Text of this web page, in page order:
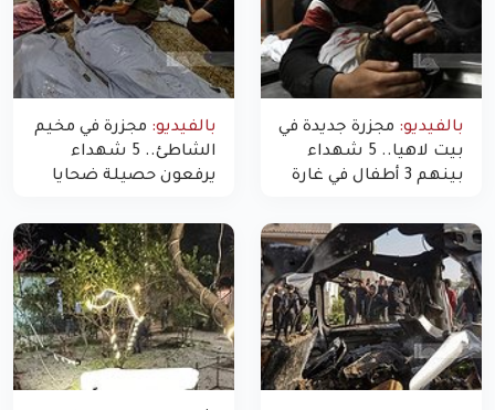
بالفيديو: مجزرة جديدة في
بيت لاهيا.. 5 شهداء
بينهم 3 أطفال في غارة
غزة
بالفيديو: مجزرة في مخيم
الشاطئ.. 5 شهداء
يرفعون حصيلة ضحايا